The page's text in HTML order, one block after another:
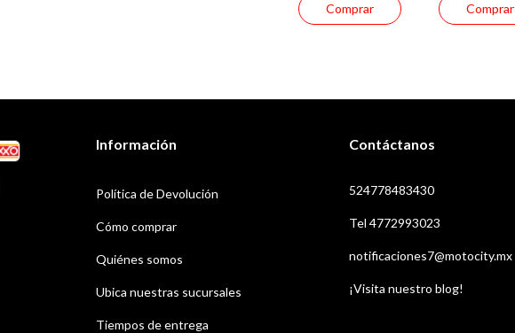
Comprar Comprar
Información
Política de Devolución
Cómo comprar
Quiénes somos
Ubica nuestras sucursales
Tiempos de entrega
Contáctanos
524778483430
Tel 4772993023
notificaciones7@motocity.mx
¡Visita nuestro blog!